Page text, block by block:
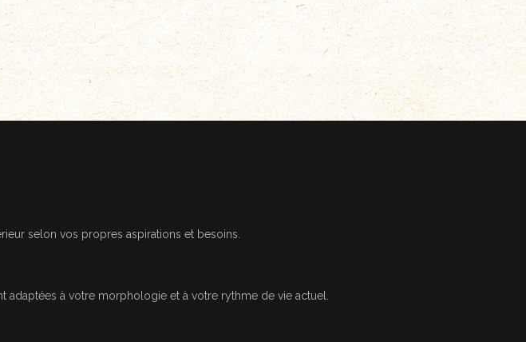
selon vos propres aspirations et besoins.
adaptées à votre morphologie et à votre rythme de vie actuel.